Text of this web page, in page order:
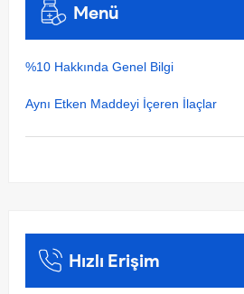
Menü
%10 Hakkında Genel Bilgi
Aynı Etken Maddeyi İçeren İlaçlar
Hızlı Erişim